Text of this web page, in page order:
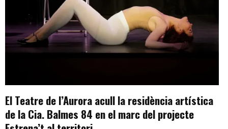
El Teatre de l’Aurora acull la residència artística
de la Cia. Balmes 84 en el marc del projecte